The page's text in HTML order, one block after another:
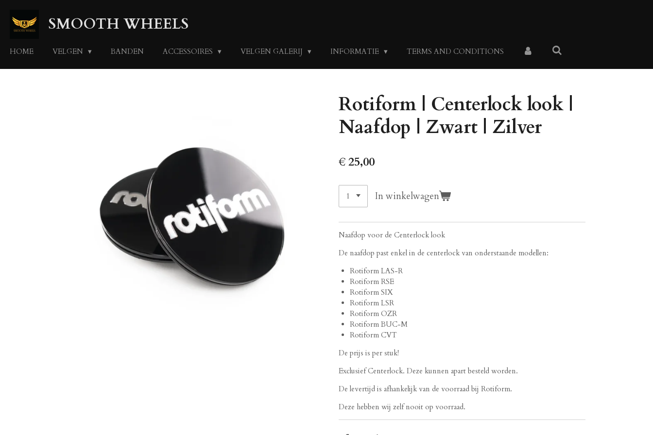
direct
naar
hoofdinhoud
SMOOTH WHEELS
HOME VELGEN BANDEN ACCESSOIRES VELGEN GALERIJ INFORMATIE TERMS AND CONDITIONS
Rotiform | Centerlock look |
Naafdop | Zwart | Zilver
€ 25,00
In winkelwagen
Naafdop voor de Centerlock look
De naafdop past enkel in de centerlock van onderstaande modellen:
Rotiform LAS-R
Rotiform RSE
Rotiform SIX
Rotiform LSR
Rotiform OZR
Rotiform BUC-M
Rotiform CVT
De prijs is per stuk!
Exclusief Centerlock. Deze kunnen apart besteld worden.
De levertijd is afhankelijk van de voorraad bij Rotiform.
Deze hebben wij zelf nooit op voorraad.